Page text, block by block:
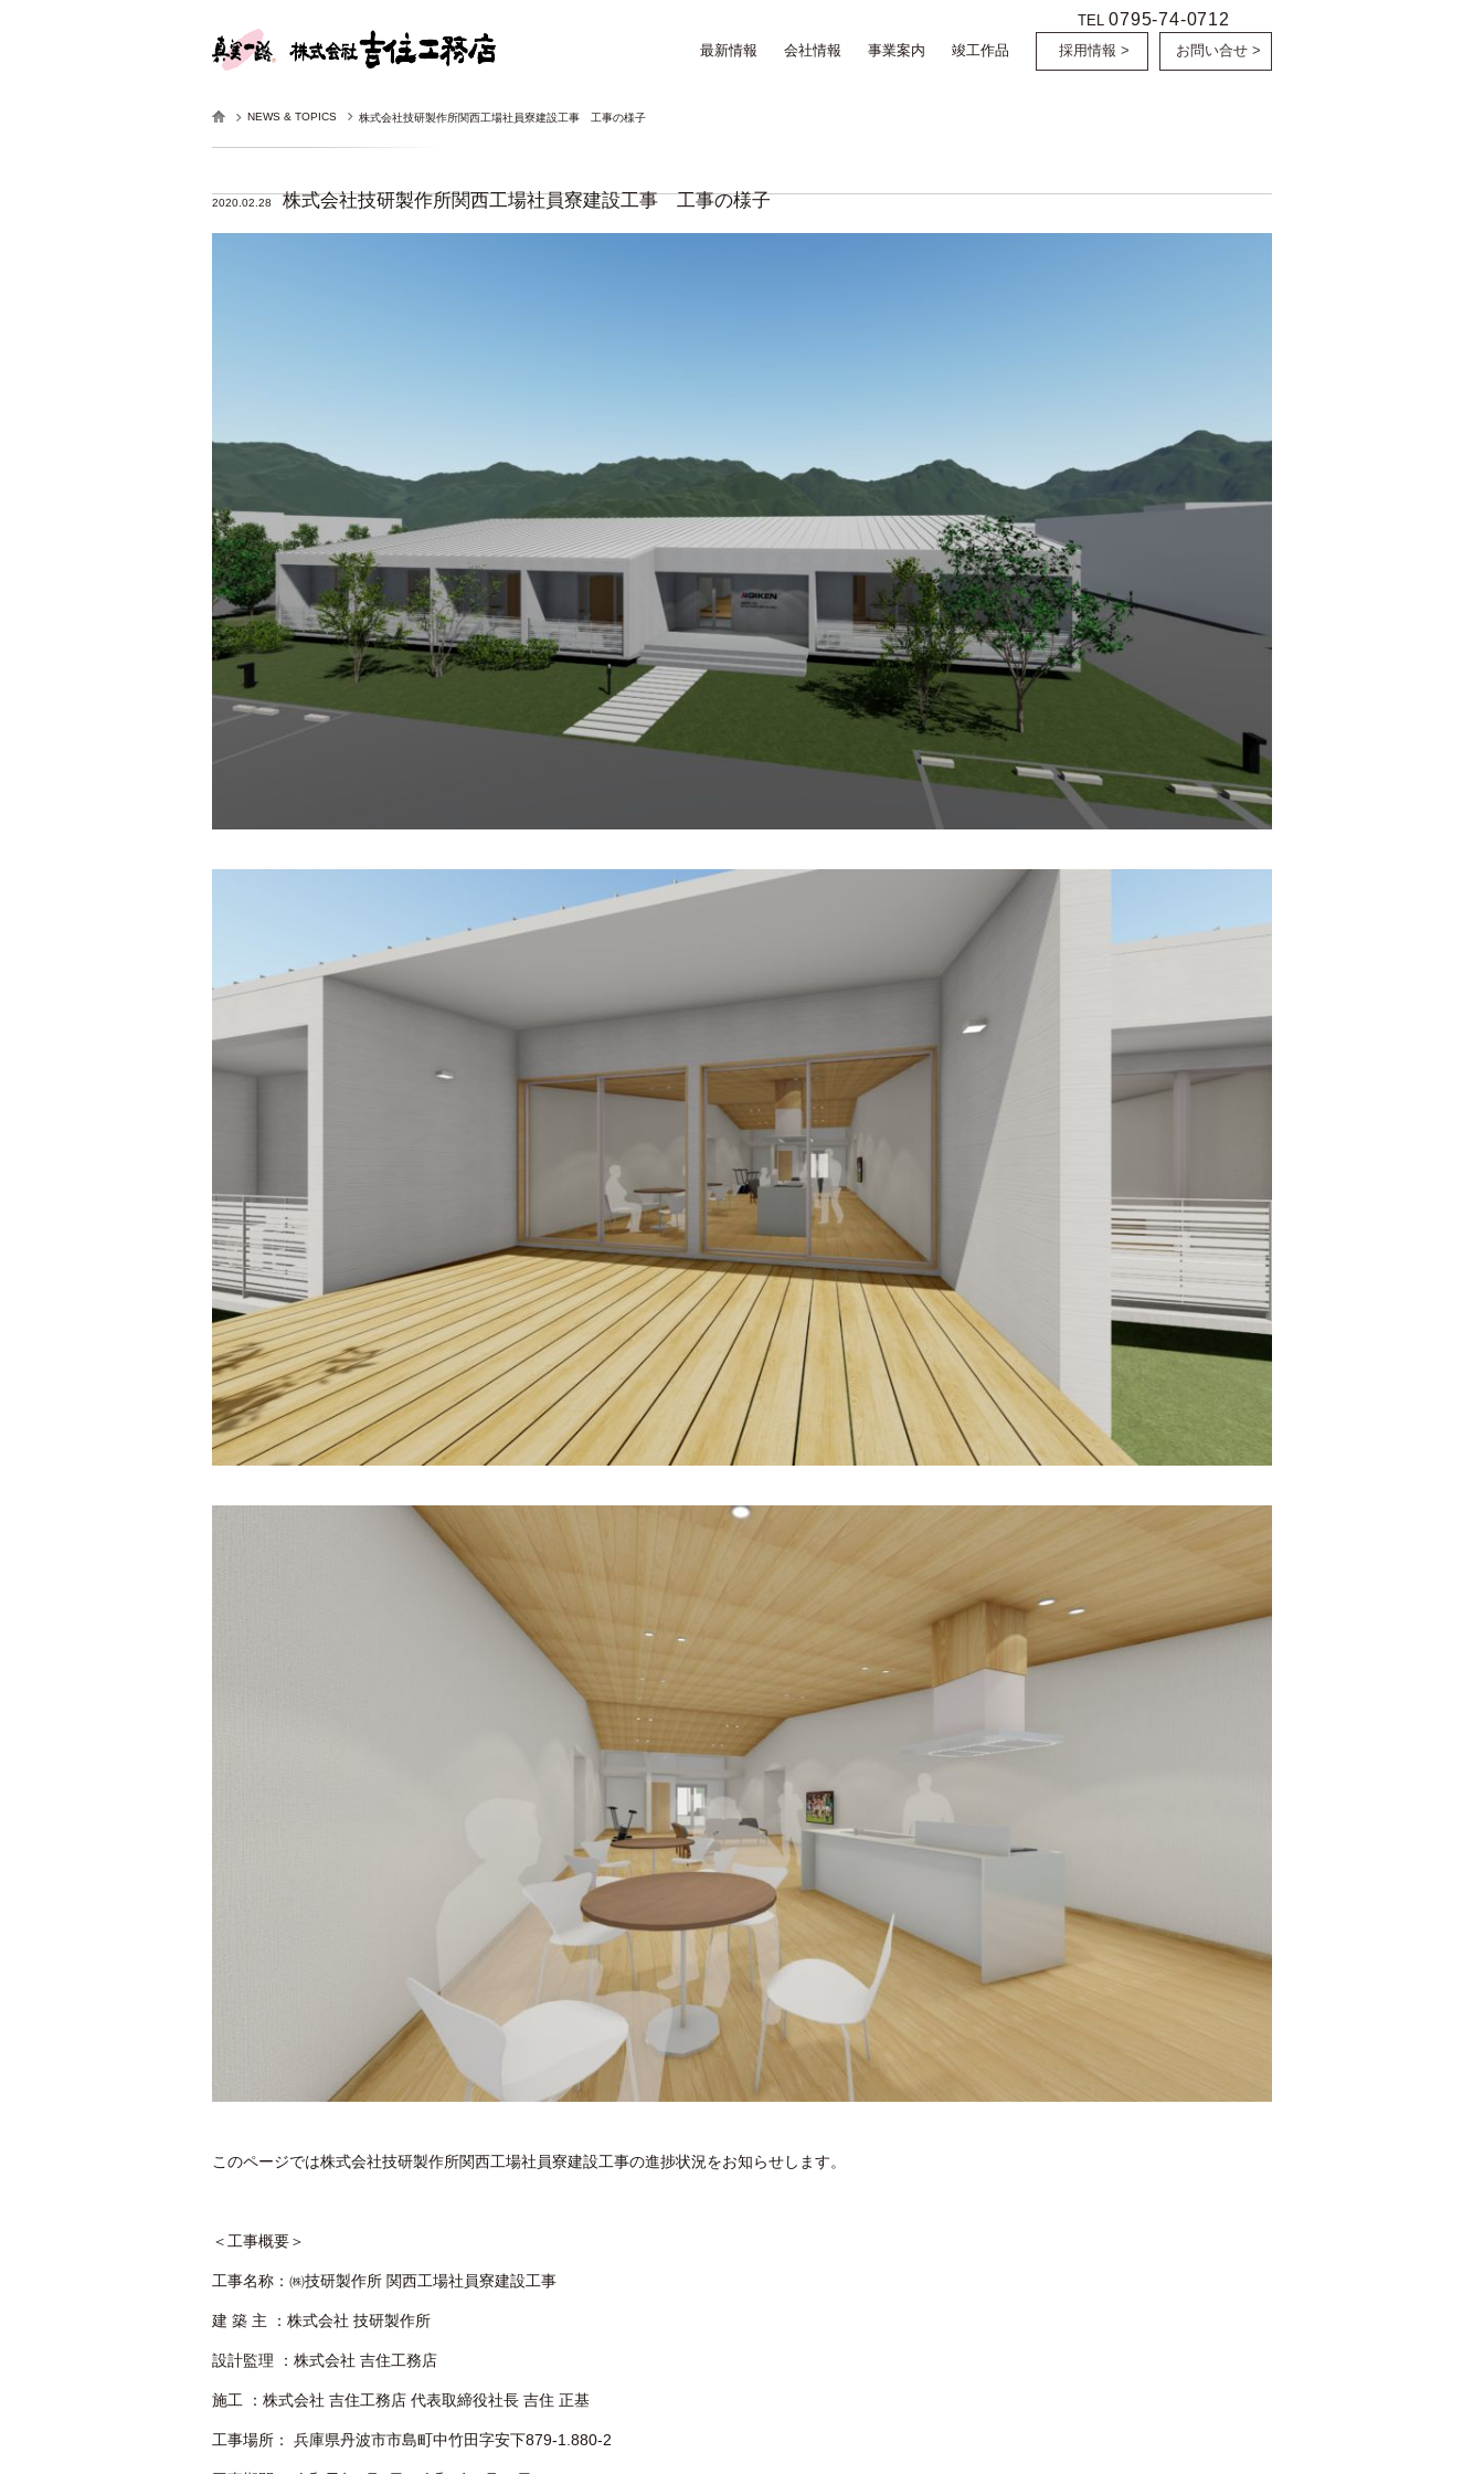
最新情報 会社情報 事業案内 竣工作品
TEL0795-74-0712
採用情報 > お問い合せ >
NEWS & TOPICS 株式会社技研製作所関西工場社員寮建設工事 工事の様子
2020.02.28 株式会社技研製作所関西工場社員寮建設工事 工事の様子
このページでは株式会社技研製作所関西工場社員寮建設工事の進捗状況をお知らせします。
＜⼯事概要＞
⼯事名称：㈱技研製作所 関⻄⼯場社員寮建設⼯事
建 築 主 ：株式会社 技研製作所
設計監理 ：株式会社 吉住⼯務店
施⼯ ：株式会社 吉住⼯務店 代表取締役社⻑ 吉住 正基
⼯事場所： 兵庫県丹波市市島町中⽵⽥字安下879-1.880-2